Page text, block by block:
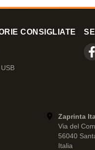
CONSIGLIATE
Zaprinta
Via del
56040
Italia